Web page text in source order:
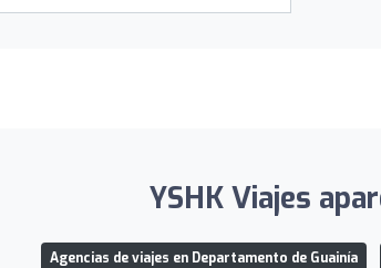
YSHK Viajes
Agencias de viajes en Departamento de Guainía